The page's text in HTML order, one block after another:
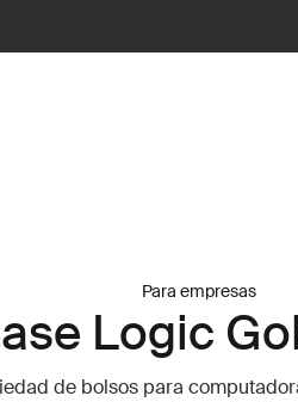
Para empresas
Logic
de bolsos para